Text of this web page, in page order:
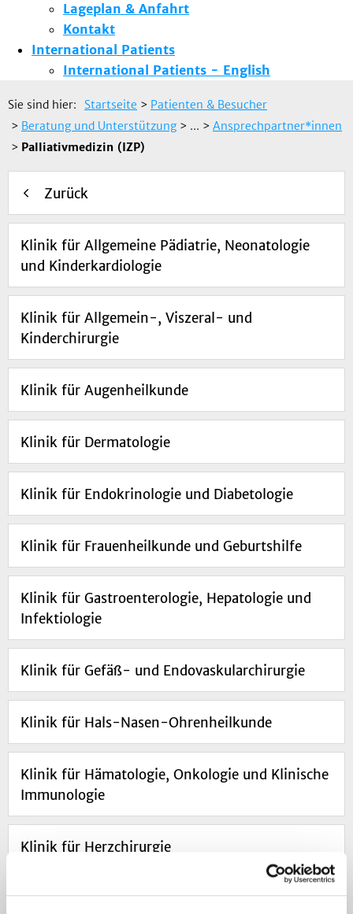
Lageplan & Anfahrt
Kontakt
International Patients
International Patients - English
Sie sind hier: Startseite > Patienten & Besucher
> Beratung und Unterstützung> ... > Ansprechpartner*innen
> Palliativmedizin (IZP)
Zurück
Klinik für Allgemeine Pädiatrie, Neonatologie
und Kinderkardiologie
Klinik für Allgemein-, Viszeral- und
Kinderchirurgie
Klinik für Augenheilkunde
Klinik für Dermatologie
Klinik für Endokrinologie und Diabetologie
Klinik für Frauenheilkunde und Geburtshilfe
Klinik für Gastroenterologie, Hepatologie und
Infektiologie
Klinik für Gefäß- und Endovaskularchirurgie
Klinik für Hals-Nasen-Ohrenheilkunde
Klinik für Hämatologie, Onkologie und Klinische
Immunologie
Klinik für Herzchirurgie
Klinik für Kardiologie, Pneumologie und